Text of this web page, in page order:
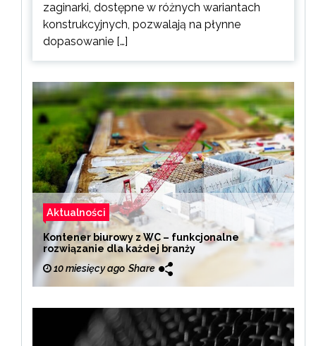
zaginarki, dostępne w różnych wariantach
konstrukcyjnych, pozwalają na płynne
dopasowanie […]
Aktualności
Kontener biurowy z WC – funkcjonalne
rozwiązanie dla każdej branży
10 miesięcy ago Share